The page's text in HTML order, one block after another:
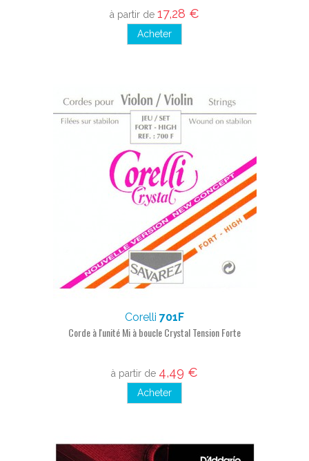
à partir de 17,28 €
Acheter
Corelli 701F
Corde à l'unité Mi à boucle Crystal Tension Forte
à partir de 4,49 €
Acheter